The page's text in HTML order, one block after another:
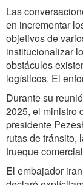
Las
en incrementar
objetivos de
institucionalizar
obstáculos
logísticos. El
Durante su
2025, el ministro
presidente
rutas de tránsito,
trueque
El embajador